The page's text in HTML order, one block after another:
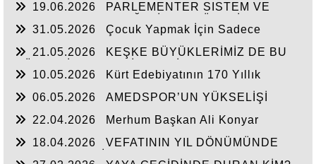
19.06.2026
PARLEMENTER SISTEM VE
DEĞERLENDIRME
31.05.2026
Çocuk Yapmak İçin Sadece
21.05.2026
KEŞKE BÜYÜKLERİMİZ DE BU
10.05.2026
Kürt Edebiyatının 170 Yıllık
06.05.2026
AMEDSPOR’UN YÜKSELİŞİ
22.04.2026
Merhum Başkan Ali Konyar
18.04.2026
VEFATININ YIL DÖNÜMÜNDE